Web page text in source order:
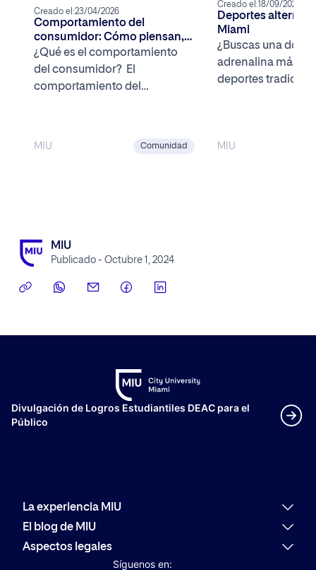
Creado el:23/04/2026
Comportamiento del
consumidor: Cómo piensan,
deciden y compran los
clientes en EE. UU.
¿Qué es el comportamiento
del consumidor? El
comportamiento del
MIU Comunidad
Creado el:18/09/2025
Deportes
Miami
¿Buscas una dosis
adrenalina más
deportes
MIU
MIU
Publicado - Octubre 1, 2024
Divulgación de Logros Estudiantiles DEAC para el
Público
La experiencia MIU
Por qué MIU
Alumni
Orientación Profesional
El blog de MIU
Últimas noticias
Aspectos legales
Política de reembolsoSíguenos en: